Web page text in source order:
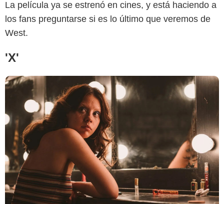
La película ya se estrenó en cines, y está haciendo a
los fans preguntarse si es lo último que veremos de
West.
'X'